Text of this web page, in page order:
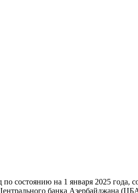
состоянию на 1 января 2025 года,
банка Азербайджана